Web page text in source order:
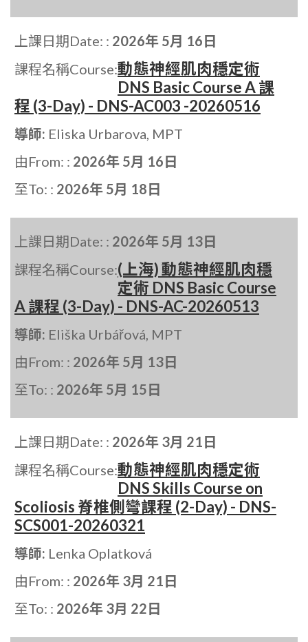
上課日期Date: : 2026年 5月 16日
課程名稱Course:動態神經肌肉穩定術
DNS Basic Course A 課
程 (3-Day) - DNS-AC003 -20260516
導師: Eliska Urbarova, MPT
由From: : 2026年 5月 16日
至To: : 2026年 5月 18日
上課日期Date: : 2026年 5月 13日
課程名稱Course:(上海) 動態神經肌肉穩
定術 DNS Basic Course
A 課程 (3-Day) - DNS-AC-20260513
導師: Eliška Urbářová, MPT
由From: : 2026年 5月 13日
至To: : 2026年 5月 15日
上課日期Date: : 2026年 3月 21日
課程名稱Course:動態神經肌肉穩定術
DNS Skills Course on
Scoliosis 脊椎側彎課程 (2-Day) - DNS-
SCS001-20260321
導師: Lenka Oplatková
由From: : 2026年 3月 21日
至To: : 2026年 3月 22日